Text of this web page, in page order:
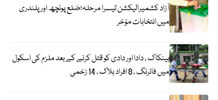
آزاد کشمیرالیکشن تیسرا مرحلہ؛ضلع پونچھ اور پلندری
میں انتخابات مؤخر
بینکاک ، دادا اور دادی کو قتل کرنے کے بعد ملزم کی اسکول
میں فائرنگ ، 8 افراد ہلاک ، 14 زخمی